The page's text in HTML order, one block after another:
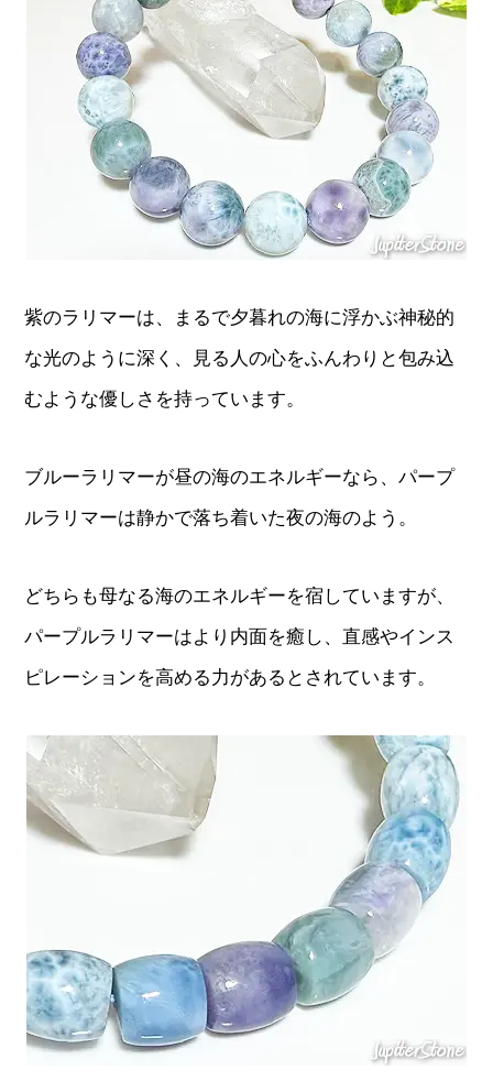
紫のラリマーは、まるで夕暮れの海に浮かぶ神秘的
な光のように深く、見る人の心をふんわりと包み込
むような優しさを持っています。
ブルーラリマーが昼の海のエネルギーなら、パープ
ルラリマーは静かで落ち着いた夜の海のよう。
どちらも母なる海のエネルギーを宿していますが、
パープルラリマーはより内面を癒し、直感やインス
ピレーションを高める力があるとされています。